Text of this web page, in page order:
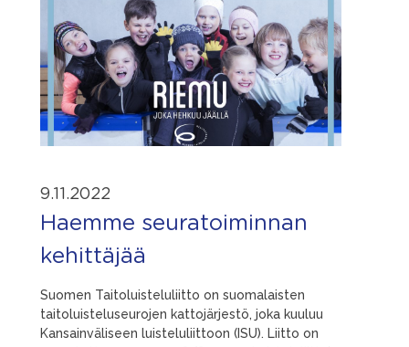
9.11.2022
Haemme seuratoiminnan
kehittäjää
Suomen Taitoluisteluliitto on suomalaisten
taitoluisteluseurojen kattojärjestö, joka kuuluu
Kansainväliseen luisteluliittoon (ISU). Liitto on